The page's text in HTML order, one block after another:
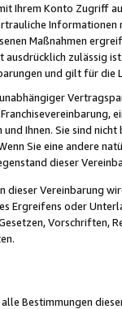
Ihrem Konto
Maßnahmen
zulässig
und gilt für die
Ihnen. Sie sind
Sie eine andere
dieser
dieser Vereinbarung
Ergreifens oder
Vorschriften,
Bestimmungen